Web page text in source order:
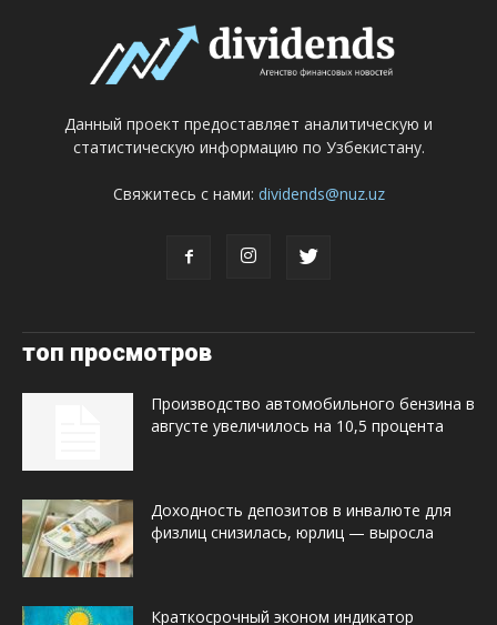
Данный проект предоставляет аналитическую и
статистическую информацию по Узбекистану.
Свяжитесь с нами: dividends@nuz.uz
топ просмотров
Производство автомобильного бензина в
августе увеличилось на 10,5 процента
Доходность депозитов в инвалюте для
физлиц снизилась, юрлиц — выросла
Краткосрочный эконом индикатор